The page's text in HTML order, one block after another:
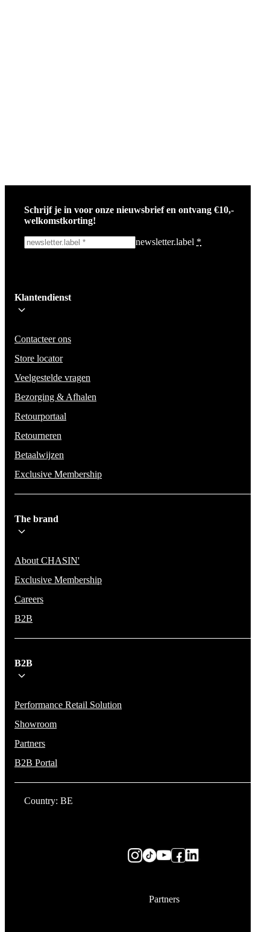
Schrijf je in voor onze nieuwsbrief en ontvang €10,-
welkomstkorting!
newsletter.label *
Wees op de hoogte voor het laatste nieuws, campagnes en acties. We
mail niet delen en geen spam verzenden.
Klantendienst
Contacteer ons
Store locator
Veelgestelde vragen
Bezorging & Afhalen
Retourportaal
Retourneren
Betaalwijzen
Exclusive Membership
The brand
About CHASIN'
Exclusive Membership
Careers
B2B
B2B
Performance Retail Solution
Showroom
Partners
B2B Portal
Country: BE
Partners